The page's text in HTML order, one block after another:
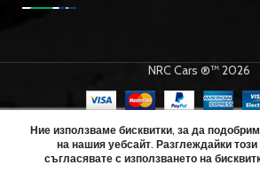
NRC Cars ®™ 2026
Ние използваме бисквитки, за да
на нашия уебсайт. Разглеждайки този
съгласявате с използването на
Бъги
Magic
Beetle
€489.00